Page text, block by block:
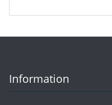
Information